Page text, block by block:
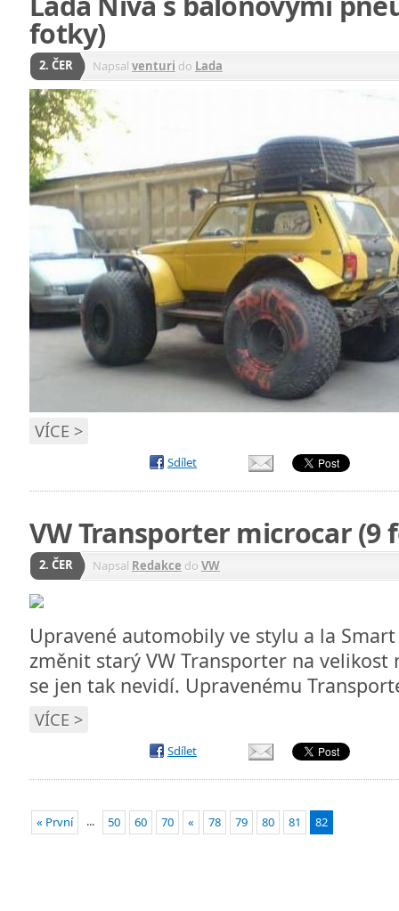
fotky)
2. ČER Napsal venturi do Lada
VÍCE >
Sdílet
VW Transporter microcar (9
2. ČER Napsal Redakce do VW
Upravené automobily ve stylu a la
změnit starý VW Transporter na
se jen tak nevidí. Upravenému
VÍCE >
Sdílet
« První ... 50 60 70 « 78 79 80 81 82